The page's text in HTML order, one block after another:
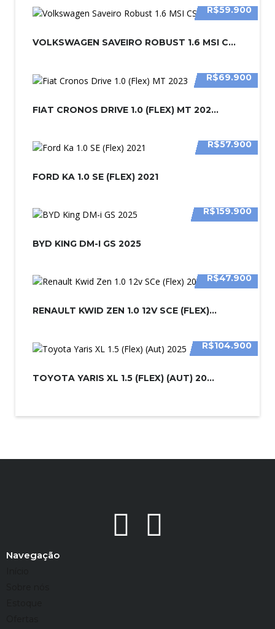
R$59.900
VOLKSWAGEN SAVEIRO ROBUST 1.6 MSI C...
R$69.900
FIAT CRONOS DRIVE 1.0 (FLEX) MT 202...
R$57.900
FORD KA 1.0 SE (FLEX) 2021
R$159.900
BYD KING DM-I GS 2025
R$47.900
RENAULT KWID ZEN 1.0 12V SCE (FLEX)...
R$104.900
TOYOTA YARIS XL 1.5 (FLEX) (AUT) 20...
Navegação